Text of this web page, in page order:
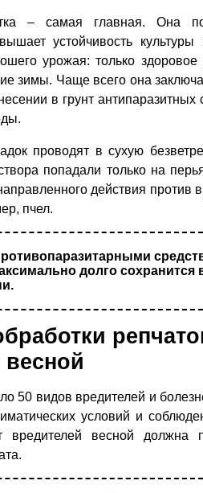
– самая главная. Она
устойчивость
урожая: только
зимы. Чаще всего она
в грунт
проводят в сухую
попадали только на
действия против
пчел.
долго сохранится
весной
50 видов вредителей и
условий и
вредителей весной должна